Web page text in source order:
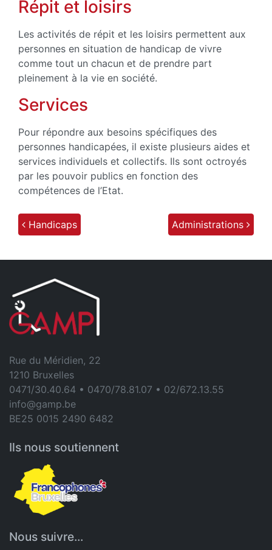
Répit et loisirs
Les activités de répit et les loisirs permettent aux
personnes en situation de handicap de vivre
comme tout un chacun et de prendre part
pleinement à la vie en société.
Services
Pour répondre aux besoins spécifiques des
personnes handicapées, il existe plusieurs aides et
services individuels et collectifs. Ils sont octroyés
par les pouvoir publics en fonction des
compétences de l’Etat.
Handicaps Administrations
Rue du Méridien, 22
1210 Bruxelles
0471/30.40.64 • 0470/78.81.07 • 02/672.13.55
info@gamp.be
BE25 0015 2490 6482
Ils nous soutiennent
Nous suivre...